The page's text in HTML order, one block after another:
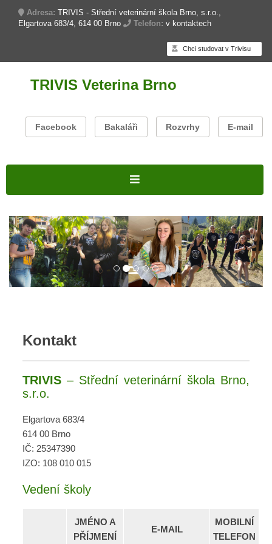
Adresa: TRIVIS - Střední veterinární škola Brno, s.r.o.,
Elgartova 683/4, 614 00 Brno
Telefon: v kontaktech
Chci studovat v Trivisu
TRIVIS Veterina Brno
Facebook Bakaláři Rozvrhy E-mail
Kontakt
TRIVIS– Střední veterinární škola Brno,
s.r.o.
Elgartova 683/4
614 00 Brno
IČ: 25347390
IZO: 108 010 015
Vedení školy
JMÉNO A
PŘÍJMENÍ
E-MAIL
MOBILNÍ
TELEFON